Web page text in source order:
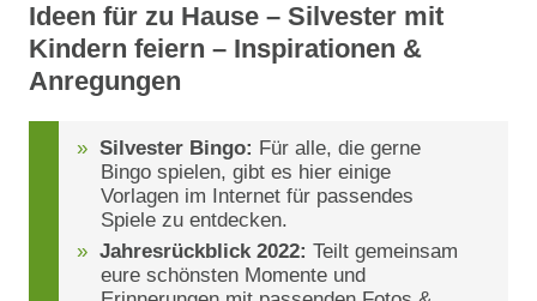
Ideen für zu Hause – Silvester mit
Kindern feiern – Inspirationen &
Anregungen
Silvester Bingo: Für alle, die gerne
Bingo spielen, gibt es hier einige
Vorlagen im Internet für passendes
Spiele zu entdecken.
Jahresrückblick 2022: Teilt gemeinsam
eure schönsten Momente und